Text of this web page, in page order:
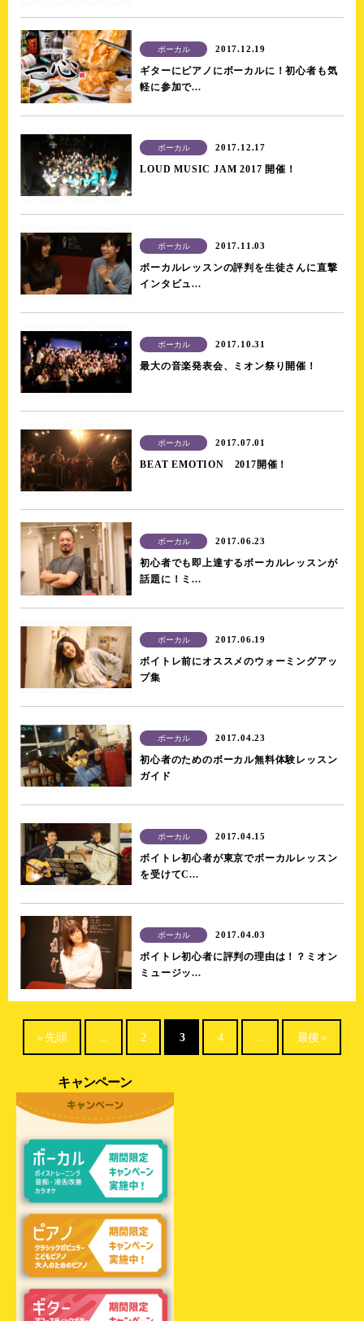
ボーカル 2017.12.19
ギターにピアノにボーカルに！初心者も気
軽に参加で...
ボーカル 2017.12.17
LOUD MUSIC JAM 2017 開催！
ボーカル 2017.11.03
ボーカルレッスンの評判を生徒さんに直撃
インタビュ...
ボーカル 2017.10.31
最大の音楽発表会、ミオン祭り開催！
ボーカル 2017.07.01
BEAT EMOTION 2017開催！
ボーカル 2017.06.23
初心者でも即上達するボーカルレッスンが
話題に！ミ...
ボーカル 2017.06.19
ボイトレ前にオススメのウォーミングアッ
プ集
ボーカル 2017.04.23
初心者のためのボーカル無料体験レッスン
ガイド
ボーカル 2017.04.15
ボイトレ初心者が東京でボーカルレッスン
を受けてC...
ボーカル 2017.04.03
ボイトレ初心者に評判の理由は！？ミオン
ミュージッ...
« 先頭 2 3 4 最後 »
キャンペーン